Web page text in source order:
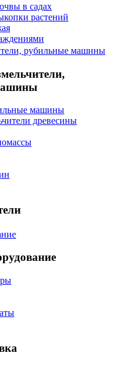
в садах
растений
рубильные машины
машины
древесины